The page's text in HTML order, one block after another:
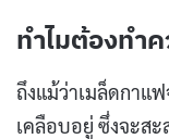
ทำไมต้องทำ
ถึงแม้ว่าเมล็ดกาแ
เคลือบอยู่ ซึ่งจะส